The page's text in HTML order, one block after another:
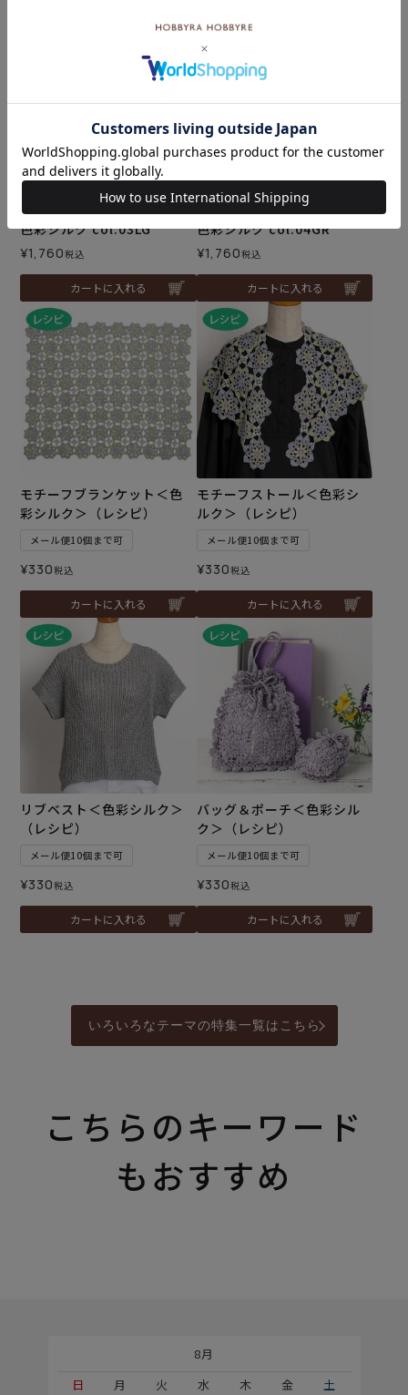
カートに入れる
色彩シルク col.03LG
¥1,760税込
カートに入れる
色彩シルク col.04GR
¥1,760税込
カートに入れる
モチーフブランケット＜色
彩シルク＞（レシピ）
メール便10個まで可
¥330税込
カートに入れる
モチーフストール＜色彩シ
ルク＞（レシピ）
メール便10個まで可
¥330税込
カートに入れる
リブベスト＜色彩シルク＞
（レシピ）
メール便10個まで可
¥330税込
カートに入れる
バッグ＆ポーチ＜色彩シル
ク＞（レシピ）
メール便10個まで可
¥330税込
カートに入れる
いろいろなテーマの特集一覧はこちら
こちらのキーワード
もおすすめ
8月
日
月 火 水 木 金
土